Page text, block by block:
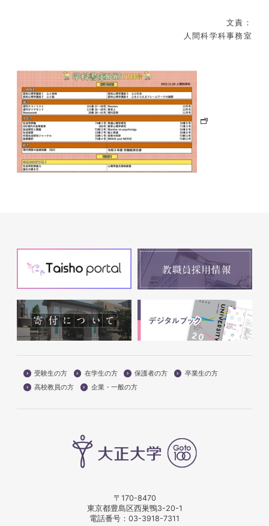
文責：
人間科学科事務室
受験生の方 在学生の方 保護者の方
卒業生の方
高校教員の方
企業・一般の方
〒170-8470
東京都豊島区西巣鴨3-20-1
電話番号： 03-3918-7311